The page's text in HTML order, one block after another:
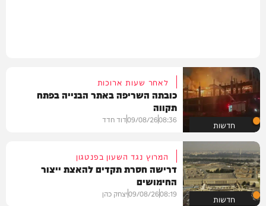
חדשות
לאחר שעות ארוכות
כובתה השריפה באתר הבנייה בפתח
תקווה
08:36
09/08/26דוד חדד
חדשות
המרוץ נגד השעון בפנטגון
דרישה חסרת תקדים להאצת ייצור
החימושים
08:19
09/08/26יצחק כהן